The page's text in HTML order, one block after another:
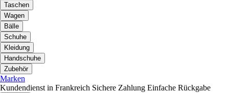
Taschen
Wagen
Bälle
Schuhe
Kleidung
Handschuhe
Zubehör
Marken
Kundendienst in Frankreich Sichere Zahlung Einfache Rückgabe